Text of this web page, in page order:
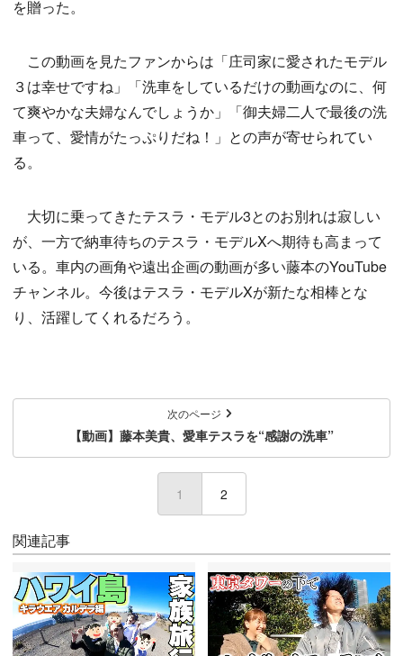
を贈った。
この動画を見たファンからは「庄司家に愛されたモデル
３は幸せですね」「洗車をしているだけの動画なのに、何
て爽やかな夫婦なんでしょうか」「御夫婦二人で最後の洗
車って、愛情がたっぷりだね！」との声が寄せられてい
る。
大切に乗ってきたテスラ・モデル3とのお別れは寂しい
が、一方で納車待ちのテスラ・モデルXへ期待も高まって
いる。車内の画角や遠出企画の動画が多い藤本のYouTube
チャンネル。今後はテスラ・モデルXが新たな相棒とな
り、活躍してくれるだろう。
次のページ
【動画】藤本美貴、愛車テスラを“感謝の洗車”
1 (current)
2
関連記事